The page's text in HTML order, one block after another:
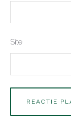
Site